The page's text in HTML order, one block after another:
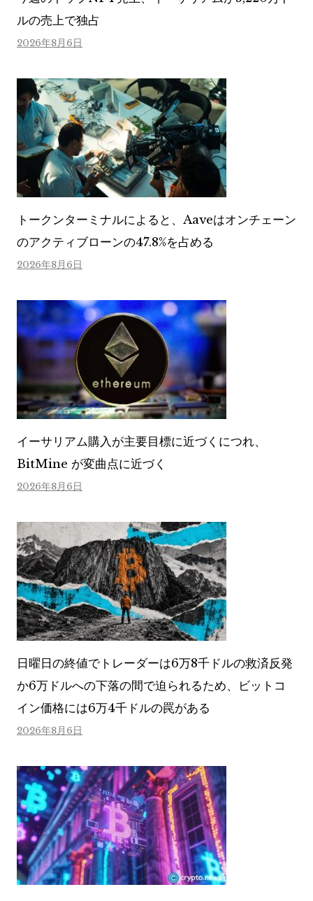
ルの売上で独占
2026年8月6日
トークンターミナルによると、Aaveはオンチェーン
のアクティブローンの47.8%を占める
2026年8月6日
イーサリアム購入が主要目標に近づくにつれ、
BitMine が変曲点に近づく
2026年8月6日
日曜日の終値でトレーダーは6万8千ドルの救済反発
か6万ドルへの下落の間で迫られるため、ビットコ
イン価格には6万4千ドルの罠がある
2026年8月6日